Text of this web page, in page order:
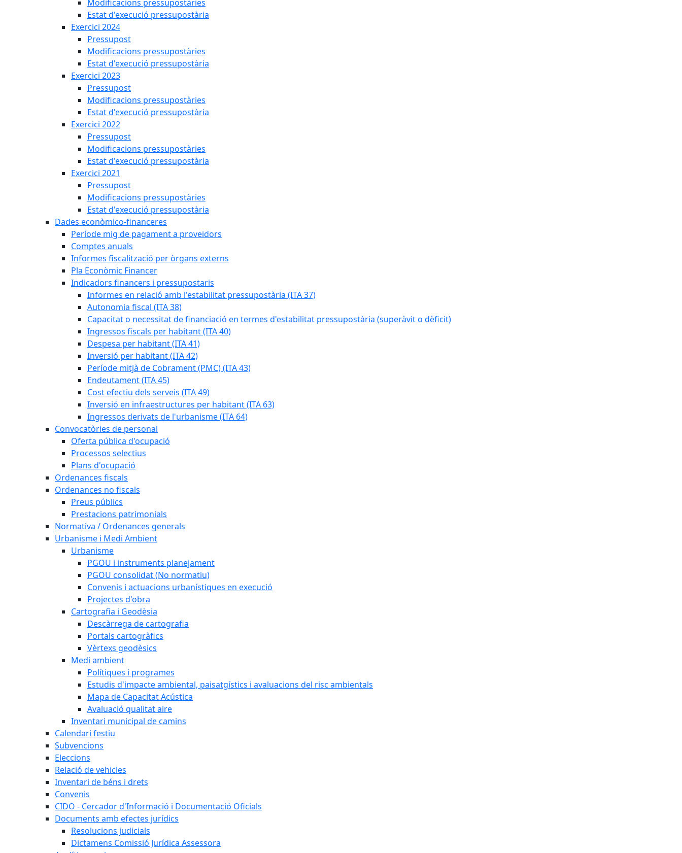
Modificacions pressupostàries
Estat d'execució pressupostària
Exercici 2024
Pressupost
Modificacions pressupostàries
Estat d'execució pressupostària
Exercici 2023
Pressupost
Modificacions pressupostàries
Estat d'execució pressupostària
Exercici 2022
Pressupost
Modificacions pressupostàries
Estat d'execució pressupostària
Exercici 2021
Pressupost
Modificacions pressupostàries
Estat d'execució pressupostària
Dades econòmico-financeres
Període mig de pagament a proveïdors
Comptes anuals
Informes fiscalització per òrgans externs
Pla Econòmic Financer
Indicadors financers i pressupostaris
Informes en relació amb l'estabilitat pressupostària (ITA 37)
Autonomia fiscal (ITA 38)
Capacitat o necessitat de financiació en termes d'estabilitat pressupostària (superàvit o dèficit)
Ingressos fiscals per habitant (ITA 40)
Despesa per habitant (ITA 41)
Inversió per habitant (ITA 42)
Període mitjà de Cobrament (PMC) (ITA 43)
Endeutament (ITA 45)
Cost efectiu dels serveis (ITA 49)
Inversió en infraestructures per habitant (ITA 63)
Ingressos derivats de l'urbanisme (ITA 64)
Convocatòries de personal
Oferta pública d'ocupació
Processos selectius
Plans d'ocupació
Ordenances fiscals
Ordenances no fiscals
Preus públics
Prestacions patrimonials
Normativa / Ordenances generals
Urbanisme i Medi Ambient
Urbanisme
PGOU i instruments planejament
PGOU consolidat (No normatiu)
Convenis i actuacions urbanístiques en execució
Projectes d'obra
Cartografia i Geodèsia
Descàrrega de cartografia
Portals cartogràfics
Vèrtexs geodèsics
Medi ambient
Polítiques i programes
Estudis d'impacte ambiental, paisatgístics i avaluacions del risc ambientals
Mapa de Capacitat Acústica
Avaluació qualitat aire
Inventari municipal de camins
Calendari festiu
Subvencions
Eleccions
Relació de vehicles
Inventari de béns i drets
Convenis
CIDO - Cercador d'Informació i Documentació Oficials
Documents amb efectes jurídics
Resolucions judicials
Dictamens Comissió Jurídica Assessora